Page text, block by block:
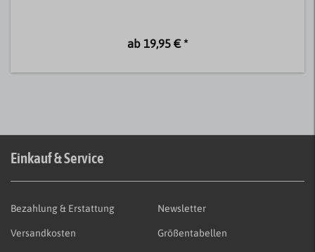
ab 19,95 € *
Einkauf & Service
Bezahlung & Erstattung
Versandkosten
Newsletter
Größentabellen